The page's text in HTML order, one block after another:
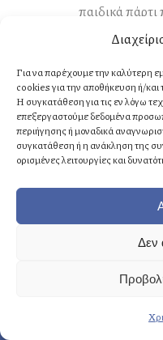
Για να παρέχουμε την καλύτερη
cookies για την αποθήκευση ή/
Η συγκατάθεση για τις εν λόγω
επεξεργαστούμε δεδομένα
περιήγησης ή μοναδικά
συγκατάθεση ή η ανάκληση της
ορισμένες λειτουργίες και
Δεν
παιδικά
μικρούς και
READ MORE
1